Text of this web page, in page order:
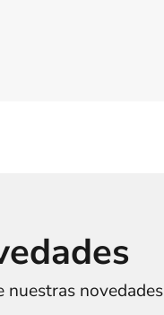
nuestras novedades